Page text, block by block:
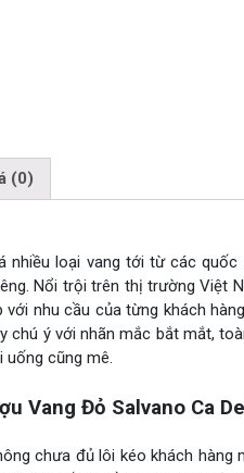
(0)
nhiều loại vang tới từ các
Nổi trội trên thị trường Việt
với nhu cầu của từng khách
chú ý với nhãn mắc bắt mắt,
uống cũng mê.
Vang Đỏ Salvano Ca
chưa đủ lôi kéo khách